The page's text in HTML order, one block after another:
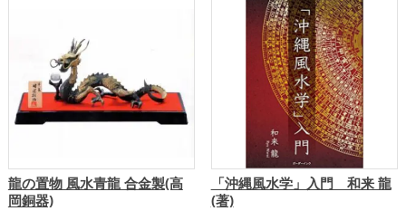
十二支の開運グッズ
龍の置物 風水青龍 合金製(高
岡銅器)
「沖縄風水学」入門 和来 龍
(著)